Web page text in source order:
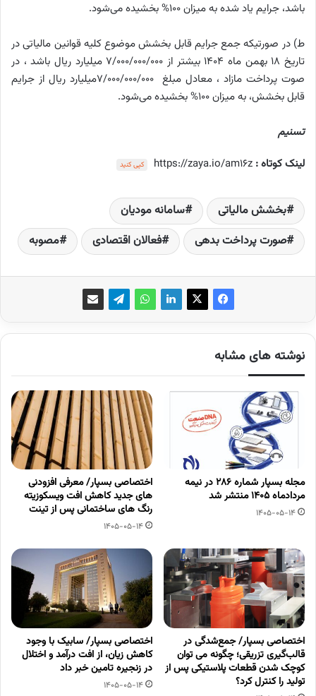
باشد، جرایم یاد شده به میزان 100% بخشیده می‌شود.
ط) در صورتیکه جمع جرایم قابل بخشش موضوع کلیه قوانین مالیاتی در
تاریخ 18 بهمن ماه 1404 بیشتر از 7/000/000/000 میلیارد ریال باشد ، در
صوت پرداخت مازاد ، معادل مبلغ 7/000/000/000میلیارد ریال از جرایم
قابل بخشش، به میزان 100% بخشیده می‌شود.
تسنیم
لینک کوتاه : https://zaya.io/am16z کپی کنید
بخشش مالیاتی
سامانه مودیان
صورت پرداخت بدهی
فعالان اقتصادی مصوبه
نوشته های مشابه
مجله بسپار شماره 286 در نیمه
مردادماه 1405 منتشر شد
1405-05-14
اختصاصی بسپار/ معرفی افزودنی
های جدید کاهش افت ویسکوزیته
رنگ های ساختمانی پس از تینت
1405-05-14
اختصاصی بسپار/ جمع‌شدگی در
قالب‌گیری تزریقی؛ چگونه می توان
کوچک شدن قطعات پلاستیکی پس از
تولید را کنترل کرد؟
اختصاصی بسپار/ سابیک با وجود
کاهش زیان، از افت درآمد و اختلال
در زنجیره تامین خبر داد
1405-05-14